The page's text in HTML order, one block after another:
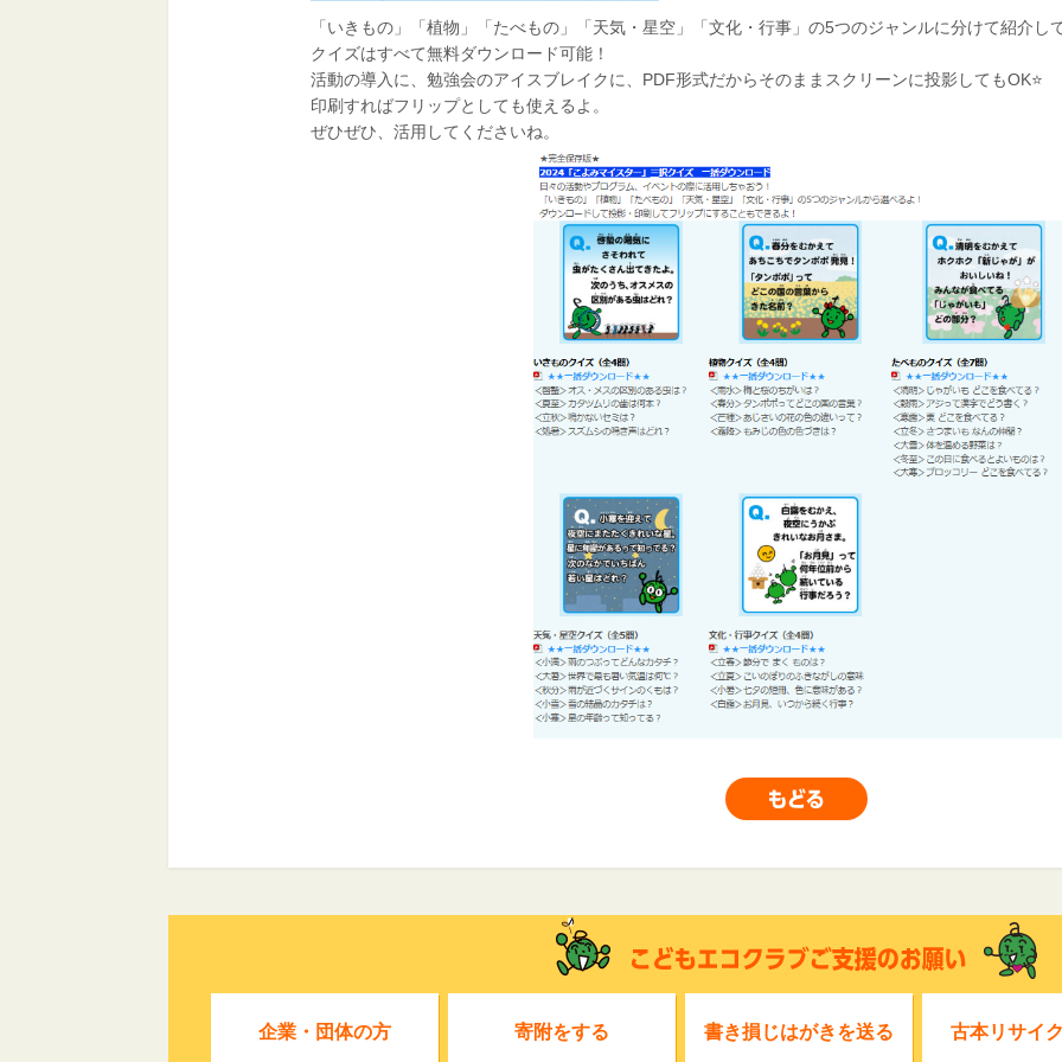
「いきもの」「植物」「たべもの」「天気・星空」「文化・行事」の5つのジャンルに分けて紹介し
クイズはすべて無料ダウンロード可能！
活動の導入に、勉強会のアイスブレイクに、PDF形式だからそのままスクリーンに投影してもOK⭐
印刷すればフリップとしても使えるよ。
ぜひぜひ、活用してくださいね。
企業・団体の方 寄附をする 書き損じはがきを送る 古本リサイ